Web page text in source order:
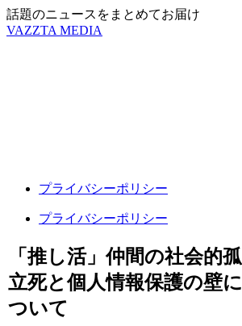
話題のニュースをまとめてお届け
VAZZTA MEDIA
プライバシーポリシー
プライバシーポリシー
「推し活」仲間の社会的孤
立死と個人情報保護の壁に
ついて